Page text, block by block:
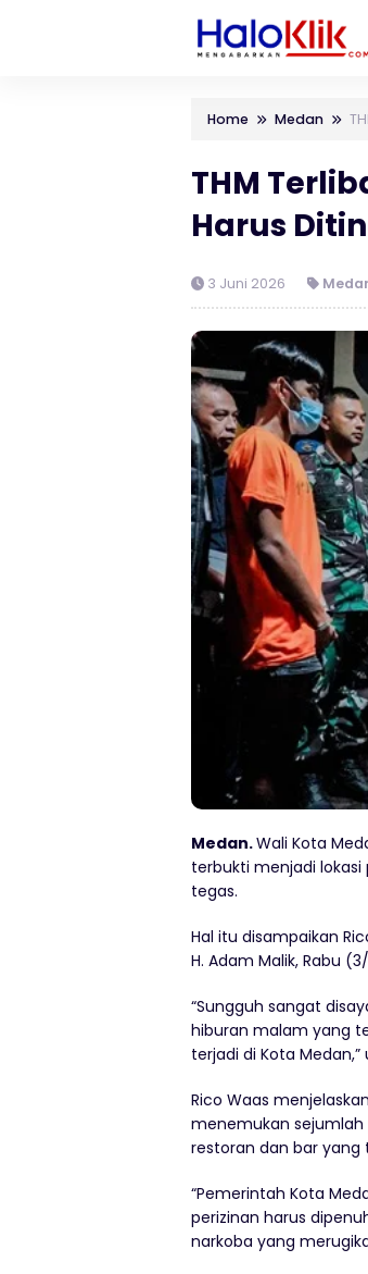
Home Medan
THM
Harus
3 Juni 2026
Medan.Wali Kota
terbukti menjadi
tegas.
Hal itu disampaikan
H. Adam Malik, Rabu
“Sungguh sangat
hiburan malam yang
terjadi di Kota Medan,”
Rico Waas
menemukan sejumlah
restoran dan bar yang
“Pemerintah Kota
perizinan harus
narkoba yang